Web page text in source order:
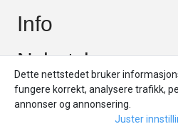
9010 Tromsø
Org. nr. 824786542
Tlf:+47 99338800
post@tromsodykkesenter.no
UTLEIE/RENTAL
Frakt og retur
Info
UTLEIE/RENTAL
Om oss
Personvern
Nyhetsbrev
Registrer deg for å motta nyheter
E-post
Dette nettstedet bruker
fungere korrekt, analysere trafikk,
annonser og annonsering.
Juster